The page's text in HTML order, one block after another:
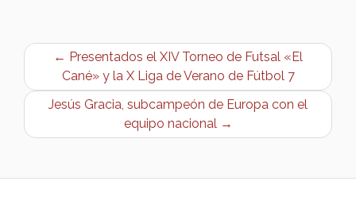
← Presentados el XIV Torneo de Futsal «El
Cané» y la X Liga de Verano de Fútbol 7
Jesús Gracia, subcampeón de Europa con el
equipo nacional →